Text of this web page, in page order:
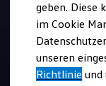
Schnell
Angebote und
Aktuelle
E-Auto-
Top
geben. Diese
im Cookie
unseren
Richtlinie und